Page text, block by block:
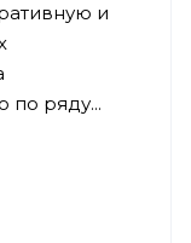
и
по ряду...